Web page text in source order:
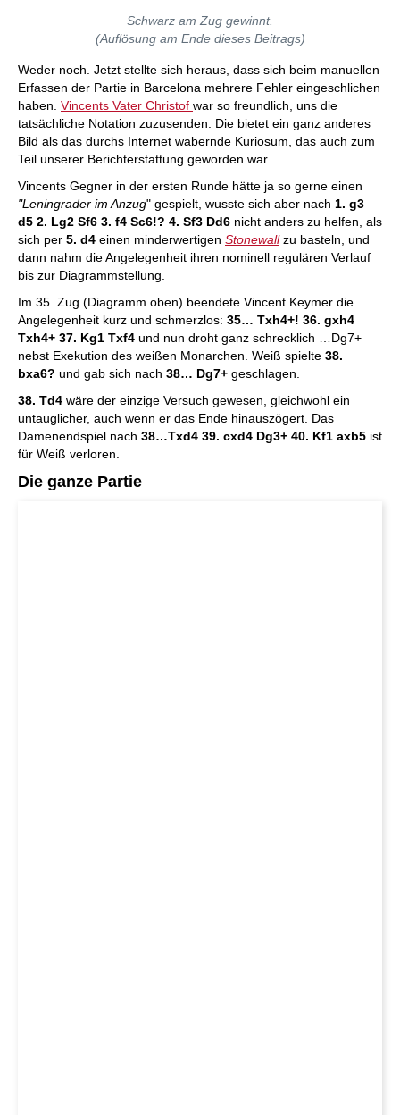
Schwarz am Zug gewinnt.
(Auflösung am Ende dieses Beitrags)
Weder noch. Jetzt stellte sich heraus, dass sich beim manuellen
Erfassen der Partie in Barcelona mehrere Fehler eingeschlichen
haben. Vincents Vater Christof war so freundlich, uns die
tatsächliche Notation zuzusenden. Die bietet ein ganz anderes
Bild als das durchs Internet wabernde Kuriosum, das auch zum
Teil unserer Berichterstattung geworden war.
Vincents Gegner in der ersten Runde hätte ja so gerne einen
"Leningrader im Anzug" gespielt, wusste sich aber nach 1. g3
d5 2. Lg2 Sf6 3. f4 Sc6!? 4. Sf3 Dd6 nicht anders zu helfen, als
sich per 5. d4 einen minderwertigen Stonewallzu basteln, und
dann nahm die Angelegenheit ihren nominell regulären Verlauf
bis zur Diagrammstellung.
Im 35. Zug (Diagramm oben) beendete Vincent Keymer die
Angelegenheit kurz und schmerzlos: 35… Txh4+! 36. gxh4
Txh4+ 37. Kg1 Txf4 und nun droht ganz schrecklich …Dg7+
nebst Exekution des weißen Monarchen. Weiß spielte 38.
bxa6? und gab sich nach 38… Dg7+ geschlagen.
38. Td4 wäre der einzige Versuch gewesen, gleichwohl ein
untauglicher, auch wenn er das Ende hinauszögert. Das
Damenendspiel nach 38…Txd4 39. cxd4 Dg3+ 40. Kf1 axb5 ist
für Weiß verloren.
Die ganze Partie